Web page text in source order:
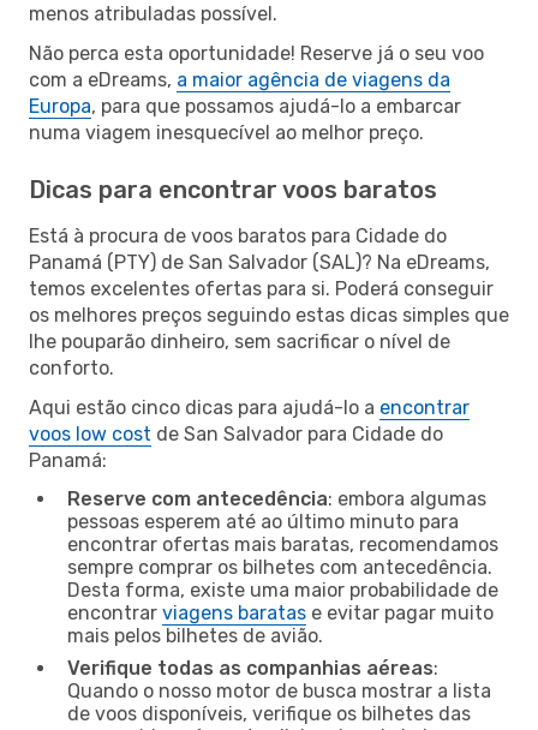
menos atribuladas possível.
Não perca esta oportunidade! Reserve já o seu voo
com a eDreams, a maior agência de viagens da
Europa, para que possamos ajudá-lo a embarcar
numa viagem inesquecível ao melhor preço.
Dicas para encontrar voos baratos
Está à procura de voos baratos para Cidade do
Panamá (PTY) de San Salvador (SAL)? Na eDreams,
temos excelentes ofertas para si. Poderá conseguir
os melhores preços seguindo estas dicas simples que
lhe pouparão dinheiro, sem sacrificar o nível de
conforto.
Aqui estão cinco dicas para ajudá-lo a encontrar
voos low cost de San Salvador para Cidade do
Panamá:
Reserve com antecedência: embora algumas
pessoas esperem até ao último minuto para
encontrar ofertas mais baratas, recomendamos
sempre comprar os bilhetes com antecedência.
Desta forma, existe uma maior probabilidade de
encontrar viagens baratas e evitar pagar muito
mais pelos bilhetes de avião.
Verifique todas as companhias aéreas:
Quando o nosso motor de busca mostrar a lista
de voos disponíveis, verifique os bilhetes das